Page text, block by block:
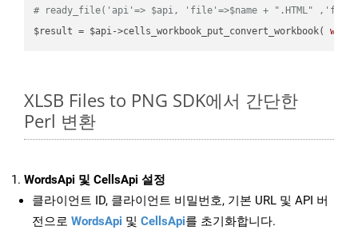
# ready_file('api'=> $api, 'file'=>$name + ".HTML"
$result = $api->cells_workbook_put_convert_workbook(
XLSB Files to PNG SDK에서 간단한
Perl 변환
WordsApi 및 CellsApi 설정
클라이언트 ID, 클라이언트 비밀번호, 기본 URL 및 API 버
전으로 WordsApi 및 CellsApi를 초기화합니다.